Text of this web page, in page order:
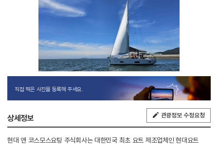
직접 찍은 사진을 등록해 주세요.
상세정보 관광정보 수정요청
현대 앤 코스모스요팅 주식회사는 대한민국 최초 요트 제조업체인 현대요트